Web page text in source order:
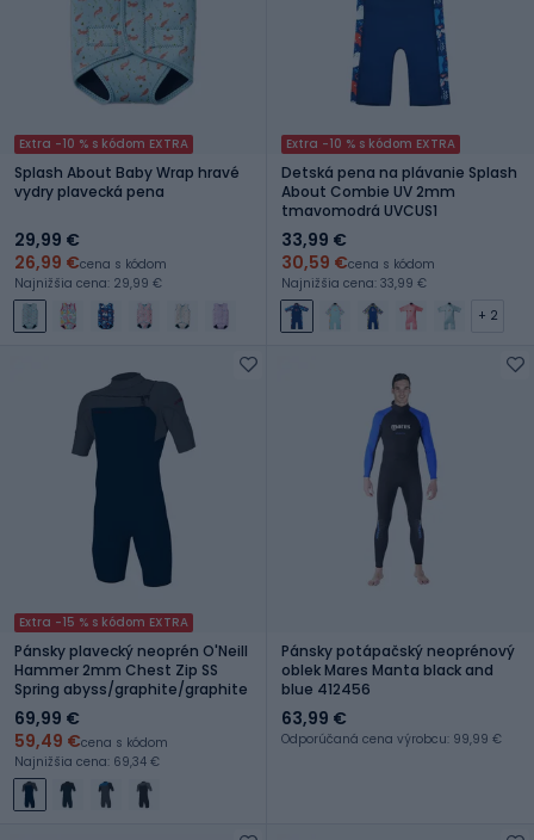
Extra -10 % s kódom EXTRA
Splash About Baby Wrap hravé
vydry plavecká pena
29,99 €
26,99 €cena s kódom
Najnižšia cena: 29,99 €
Extra -10 % s kódom EXTRA
Detská pena na plávanie Splash
About Combie UV 2mm
tmavomodrá UVCUS1
33,99 €
30,59 €cena s kódom
Najnižšia cena: 33,99 €
+ 2
Extra -15 % s kódom EXTRA
Pánsky plavecký neoprén O'Neill
Hammer 2mm Chest Zip SS
Spring abyss/graphite/graphite
69,99 €
59,49 €cena s kódom
Najnižšia cena: 69,34 €
Pánsky potápačský neoprénový
oblek Mares Manta black and
blue 412456
63,99 €
Odporúčaná cena výrobcu: 99,99 €